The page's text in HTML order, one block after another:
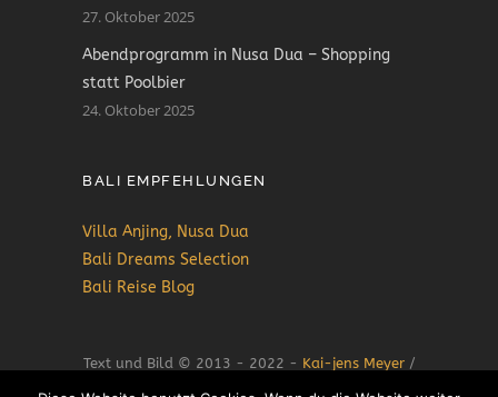
27. Oktober 2025
Abendprogramm in Nusa Dua – Shopping
statt Poolbier
24. Oktober 2025
BALI EMPFEHLUNGEN
Villa Anjing, Nusa Dua
Bali Dreams Selection
Bali Reise Blog
Text und Bild © 2013 - 2022 - Kai-jens Meyer/